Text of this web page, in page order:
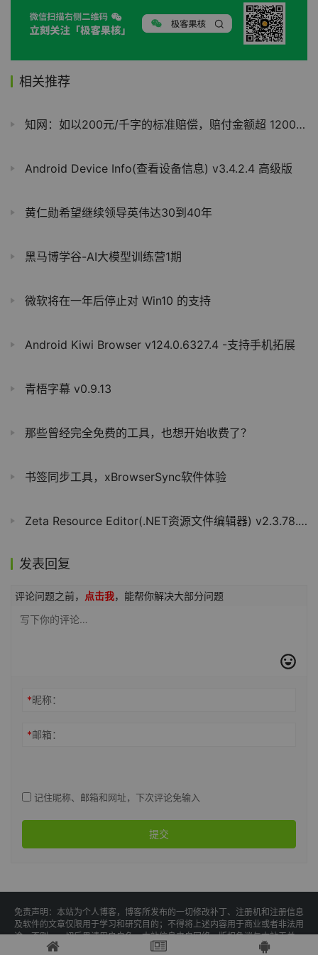
相关推荐
知网：如以200元/千字的标准赔偿，赔付金额超 1200 亿元
Android Device Info(查看设备信息) v3.4.2.4 高级版
黄仁勋希望继续领导英伟达30到40年
黑马博学谷-AI大模型训练营1期
微软将在一年后停止对 Win10 的支持
Android Kiwi Browser v124.0.6327.4 -支持手机拓展
青梧字幕 v0.9.13
那些曾经完全免费的工具，也想开始收费了？
书签同步工具，xBrowserSync软件体验
Zeta Resource Editor(.NET资源文件编辑器) v2.3.78.0 绿色版
发表回复
评论问题之前， 点击我，能帮你解决大部分问题
*昵称：
*邮箱：
记住昵称、邮箱和网址，下次评论免输入
提交
免责声明：本站为个人博客，博客所发布的一切修改补丁、注册机和注册信息
及软件的文章仅限用于学习和研究目的；不得将上述内容用于商业或者非法用
途，否则，一切后果请用户自负。本站信息来自网络，版权争议与本站无关，
您必须在下载后的24个小时之内，从您的电脑中彻底删除上述内容。访问和下